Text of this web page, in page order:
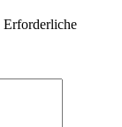
Erforderliche